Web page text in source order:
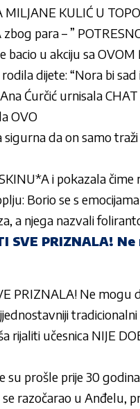
KULIĆ U
para – ”
bacio u akciju sa OVOM
dijete: “Nora bi sad
Ćurčić urnisala
OVO
sigurna da on samo
i pokazala čime
Borio se s
a njega nazvali
SVE PRIZNALA!
PRIZNALA! Ne mogu
rijaliti učesnica NIJE
su prošle prije 30
razočarao u Anđelu,